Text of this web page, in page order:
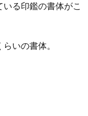
る印鑑の書体がこ
いの書体。